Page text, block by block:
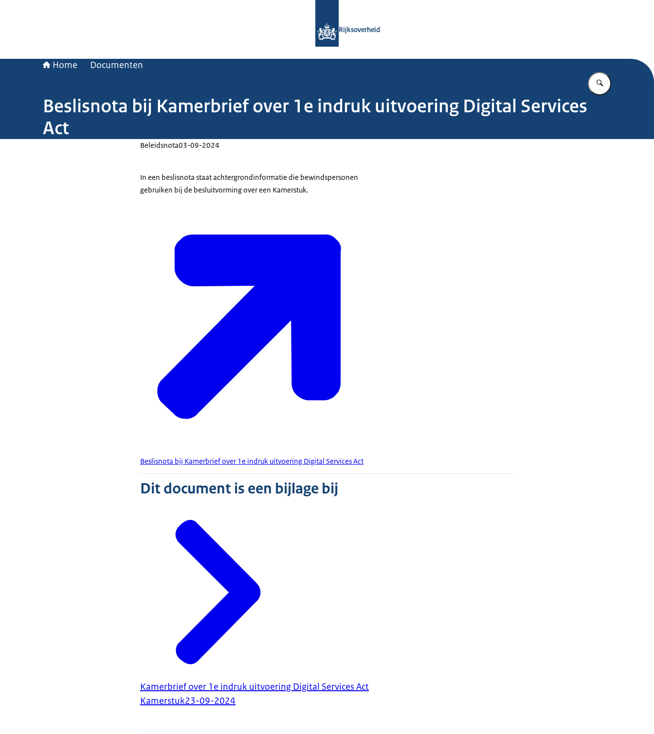
Rijksoverheid
Home Documenten
Vul in wat u
Beslisnota bij Kamerbrief over 1e indruk uitvoering Digital Services
Act
Beleidsnota03-09-2024
In een beslisnota staat achtergrondinformatie die bewindspersonen
gebruiken bij de besluitvorming over een Kamerstuk.
Beslisnota bij Kamerbrief over 1e indruk uitvoering Digital Services Act
Dit document is een bijlage bij
Kamerbrief over 1e indruk uitvoering Digital Services Act
Kamerstuk23-09-2024